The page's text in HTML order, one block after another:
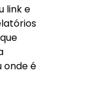
link e
onde é